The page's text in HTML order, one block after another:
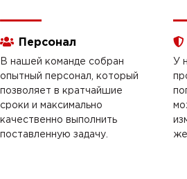
Персонал
В нашей команде собран
опытный персонал, который
позволяет в кратчайшие
сроки и максимально
качественно выполнить
поставленную задачу.
У